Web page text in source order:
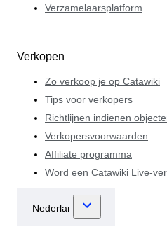
Verzamelaarsplatform
Verkopen
Zo verkoop je op Catawiki
Tips voor verkopers
Richtlijnen indienen
Verkopersvoorwaarden
Affiliate programma
Word een Catawiki Live-